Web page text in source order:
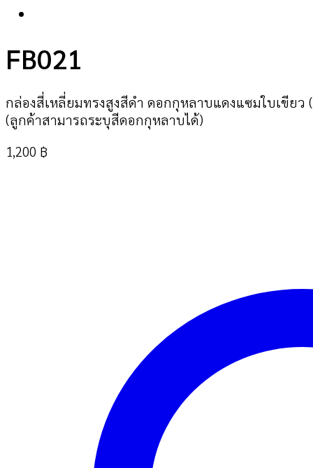
FB021
กล่องสี่เหลี่ยมทรงสูงสีดำ ดอกกุหลาบแดงแซมใบเขียว
(ลูกค้าสามารถระบุสีดอกกุหลาบได้)
1,200 ฿